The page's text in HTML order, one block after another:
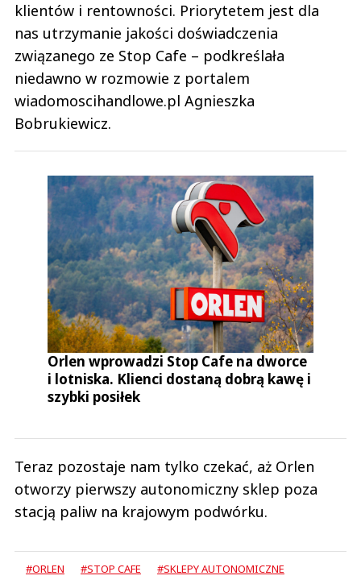
klientów i rentowności. Priorytetem jest dla
nas utrzymanie jakości doświadczenia
związanego ze Stop Cafe – podkreślała
niedawno w rozmowie z portalem
wiadomoscihandlowe.pl Agnieszka
Bobrukiewicz.
Orlen wprowadzi Stop Cafe na dworce
i lotniska. Klienci dostaną dobrą kawę i
szybki posiłek
Teraz pozostaje nam tylko czekać, aż Orlen
otworzy pierwszy autonomiczny sklep poza
stacją paliw na krajowym podwórku.
#ORLEN #STOP CAFE
#SKLEPY AUTONOMICZNE